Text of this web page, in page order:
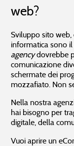
web?
Sviluppo sito web,
informatica sono
agencydovrebbe
comunicazione
schermate dei
mozzafiato. Non
Nella nostra
hai bisogno per
digitale, della
Vuoi aprire un